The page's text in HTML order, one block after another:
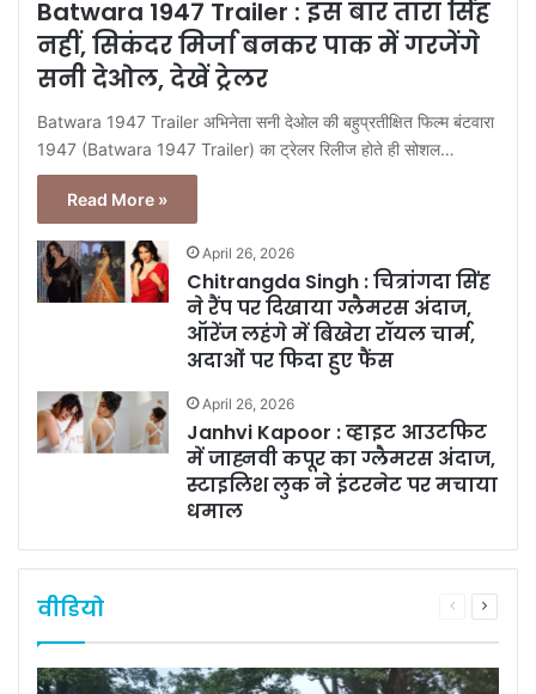
Batwara 1947 Trailer : इस बार तारा सिंह
नहीं, सिकंदर मिर्जा बनकर पाक में गरजेंगे
सनी देओल, देखें ट्रेलर
Batwara 1947 Trailer अभिनेता सनी देओल की बहुप्रतीक्षित फिल्म बंटवारा
1947 (Batwara 1947 Trailer) का ट्रेलर रिलीज होते ही सोशल…
Read More »
April 26, 2026
Chitrangda Singh : चित्रांगदा सिंह
ने रैंप पर दिखाया ग्लैमरस अंदाज,
ऑरेंज लहंगे में बिखेरा रॉयल चार्म,
अदाओं पर फिदा हुए फैंस
April 26, 2026
Janhvi Kapoor : व्हाइट आउटफिट
में जाह्नवी कपूर का ग्लैमरस अंदाज,
स्टाइलिश लुक ने इंटरनेट पर मचाया
धमाल
वीडियो
Previous
Next